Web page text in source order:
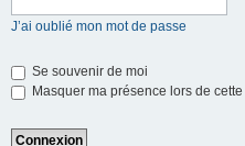
J’ai oublié mon mot de passe
Se souvenir de moi
Masquer ma présence lors de